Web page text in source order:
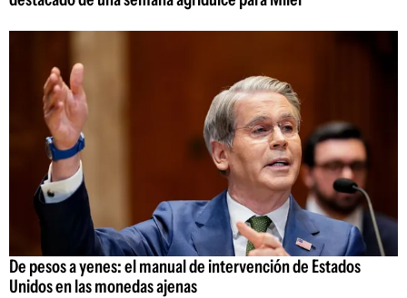
De pesos a yenes: el manual de intervención de Estados
Unidos en las monedas ajenas